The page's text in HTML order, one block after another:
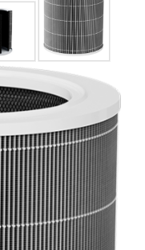
MICROSOFT